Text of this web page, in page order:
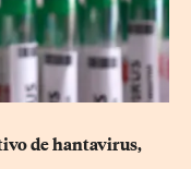
de hantavirus,